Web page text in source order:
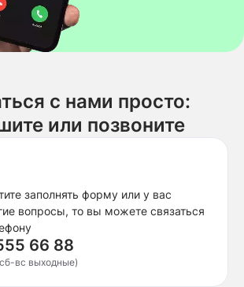
с нами просто:
или позвоните
заполнять форму или у вас
вопросы, то вы можете связаться
66 88
вс выходные)